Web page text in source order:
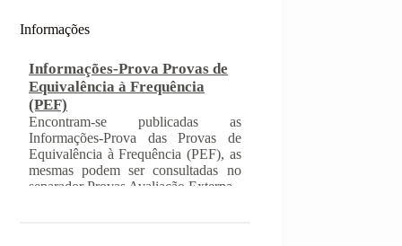
Informações
Encontram-se publicadas as
mesmas podem ser consultadas no
separador Provas Avaliação Externa.
INSCRIÇÃO NAS PROVAS
FINAIS E NAS PROVAS DE
EQUIVALÊNCIA À
FREQUÊNCIA